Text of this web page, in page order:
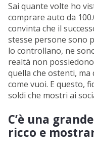
Sai quante volte ho
comprare auto da
convinta che il
stesse persone sono
lo controllano, ne
realtà non
quella che ostenti,
come vuoi. E questo,
soldi che mostri ai
C’è una
ricco e